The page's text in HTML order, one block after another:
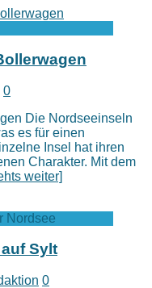
0
Die Nordseeinseln
es für einen
Insel hat ihren
Charakter. Mit dem
weiter]
Nordsee
Sylt
0